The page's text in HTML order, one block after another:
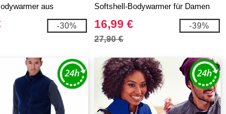
aus
-30%
Softshell-Bodywarmer für Damen
16,99 €
27,90 €
-39%